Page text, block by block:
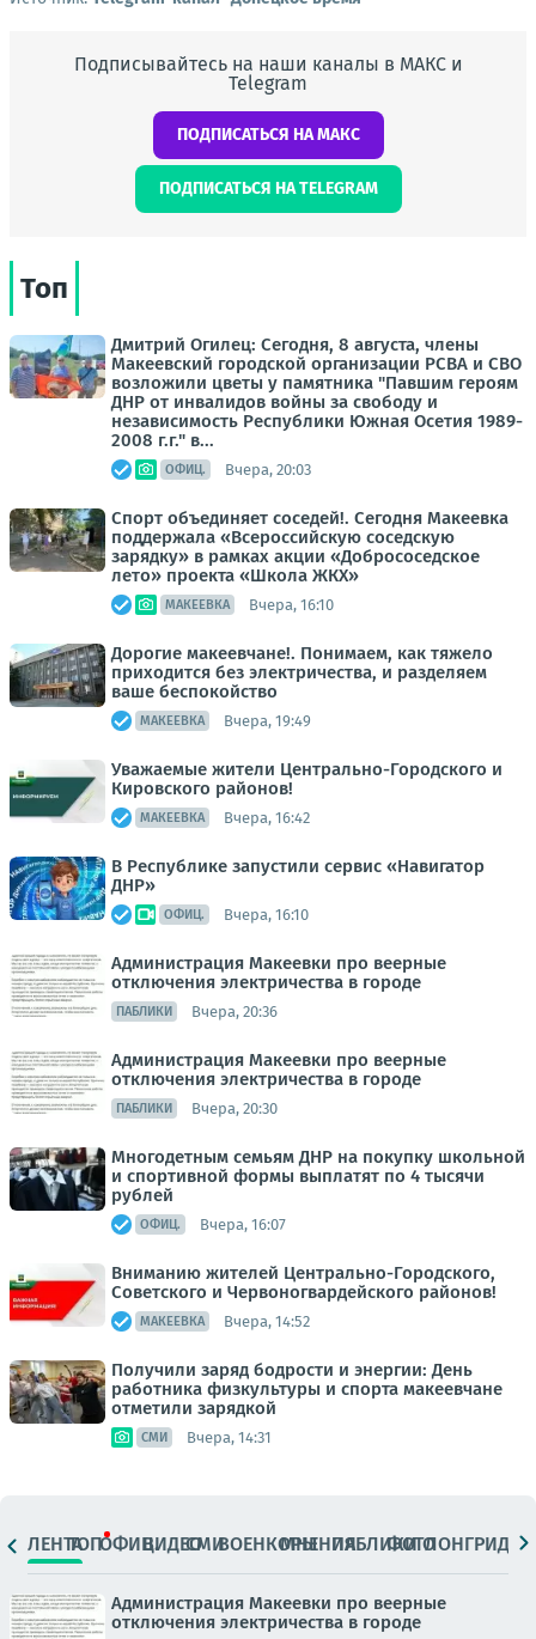
Подписывайтесь на наши каналы в МАКС и
Telegram
ПОДПИСАТЬСЯ НА МАКС
ПОДПИСАТЬСЯ НА TELEGRAM
Топ
Дмитрий Огилец: Сегодня, 8 августа, члены
Макеевский городской организации РСВА и СВО
возложили цветы у памятника "Павшим героям
ДНР от инвалидов войны за свободу и
независимость Республики Южная Осетия 1989-
2008 г.г." в...
ОФИЦ. Вчера, 20:03
Спорт объединяет соседей!. Сегодня Макеевка
поддержала «Всероссийскую соседскую
зарядку» в рамках акции «Добрососедское
лето» проекта «Школа ЖКХ»
МАКЕЕВКА Вчера, 16:10
Дорогие макеевчане!. Понимаем, как тяжело
приходится без электричества, и разделяем
ваше беспокойство
МАКЕЕВКА Вчера, 19:49
Уважаемые жители Центрально-Городского и
Кировского районов!
МАКЕЕВКА Вчера, 16:42
В Республике запустили сервис «Навигатор
ДНР»
ОФИЦ. Вчера, 16:10
Администрация Макеевки про веерные
отключения электричества в городе
ПАБЛИКИ Вчера, 20:36
Администрация Макеевки про веерные
отключения электричества в городе
ПАБЛИКИ Вчера, 20:30
Многодетным семьям ДНР на покупку школьной
и спортивной формы выплатят по 4 тысячи
рублей
ОФИЦ. Вчера, 16:07
Вниманию жителей Центрально-Городского,
Советского и Червоногвардейского районов!
МАКЕЕВКА Вчера, 14:52
Получили заряд бодрости и энергии: День
работника физкультуры и спорта макеевчане
отметили зарядкой
СМИ Вчера, 14:31
ЛЕНТАТОПОФИЦ.ВИДЕОСМИВОЕНКОРЫМНЕНИЯПАБЛИКИ
ФОТОЛОНГРИДЫ
Администрация Макеевки про веерные
отключения электричества в городе